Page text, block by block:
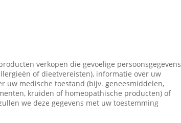
verkopen die gevoelige persoonsgegevens
of dieetvereisten), informatie over uw
uw medische toestand (bijv. geneesmiddelen,
kruiden of homeopathische producten) of
we deze gegevens met uw toestemming